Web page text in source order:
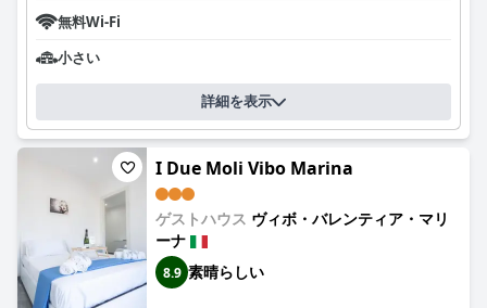
無料Wi-Fi
小さい
詳細を表示
I Due Moli Vibo Marina
ゲストハウス ヴィボ・バレンティア・マリ
ーナ
8.9 素晴らしい